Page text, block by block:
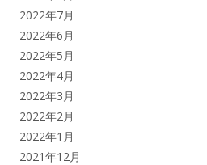
2022年7月
2022年6月
2022年5月
2022年4月
2022年3月
2022年2月
2022年1月
2021年12月